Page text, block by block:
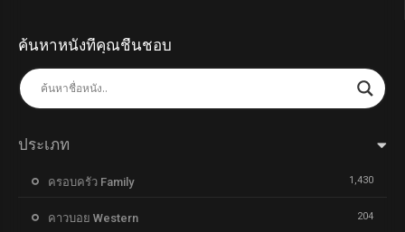
ค้นหาหนังที่คุณชื่นชอบ
ประเภท
ครอบครัว Family 1,430
คาวบอย Western 204